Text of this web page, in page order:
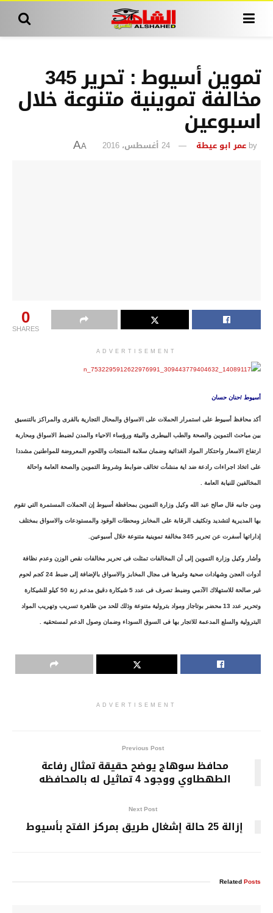
تموين أسيوط : تحرير 345
مخالفة تموينية متنوعة خلال
اسبوعين
by عمر ابو عيطة 24 أغسطس، 2016 A
A
0
SHARES
ADVERTISEMENT
أسيوط /حنان حسان
أكد محافظ أسيوط على استمرار الحملات على الاسواق والمحال التجارية بالقرى والمراكز بالتنسيق
بين مباحث التموين والصحة والطب البيطرى والبيئة ورؤساء الاحياء والمدن لضبط الاسواق ومحاربة
ارتفاع الاسعار واحتكار المواد الغذائية وضمان سلامة المنتجات واللحوم المعروضة للمواطنين مشددا
على اتخاذ اجراءات رادعة ضد اية منشأت تخالف ضوابط وشروط التموين والصحة العامة واحالة
المخالفين للنيابة العامة .
ومن جانبه قال صالح عبد الله وكيل وزارة التموين بمحافظة أسيوط إن الحملات المستمرة التي تقوم
بها المديرية لتشديد وتكثيف الرقابة على المخابز ومحطات الوقود والمستودعات والاسواق بمختلف
إداراتها أسفرت عن تحرير 345 مخالفة تموينية متنوعة خلال أسبوعين.
وأشار وكيل وزارة التموين إلى أن المخالفات تمثلت فى تحرير مخالفات نقص الوزن وعدم نظافة
أدوات العجن وشهادات صحية وغيرها فى مجال المخابز والاسواق بالإضافة إلى ضبط 24 كجم لحوم
غير صالحة للاستهلاك الآدمي وضبط تصرف فى عدد 5 شيكارة دقيق مدعم زنة 50 كيلو للشيكارة
وتحرير عدد 13 محضر بوتاجاز ومواد بترولية متنوعة وذلك للحد من ظاهرة تسريب وتهريب المواد
البترولية والسلع المدعمة للاتجار بها فى السوق السوداء وضمان وصول الدعم لمستحقيه .
ADVERTISEMENT
Previous Post
محافظ سوهاج يوضح حقيقة تمثال رفاعة
الطهطاوي ووجود 4 تماثيل له بالمحافظه
Next Post
إزالة 25 حالة إشغال طريق بمركز الفتح بأسيوط
RelatedPosts